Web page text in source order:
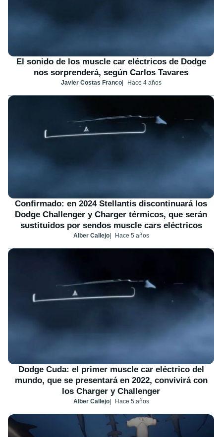
El sonido de los muscle car eléctricos de Dodge
nos sorprenderá, según Carlos Tavares
Javier Costas Franco Hace 4 años
Confirmado: en 2024 Stellantis discontinuará los
Dodge Challenger y Charger térmicos, que serán
sustituidos por sendos muscle cars eléctricos
Alber Callejo Hace 5 años
Dodge Cuda: el primer muscle car eléctrico del
mundo, que se presentará en 2022, convivirá con
los Charger y Challenger
Alber Callejo Hace 5 años